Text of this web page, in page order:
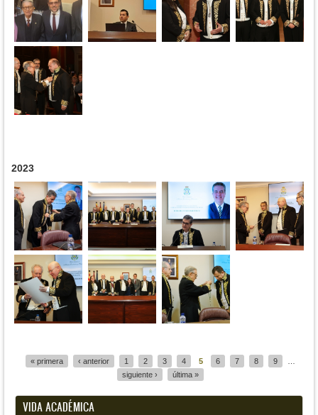
2023
« primera ‹ anterior 1 2 3 4 5 6 7 8 9
siguiente ›
última »
VIDA ACADÉMICA